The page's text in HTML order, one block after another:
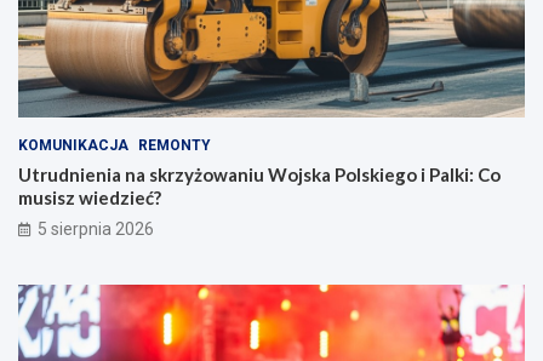
KOMUNIKACJA REMONTY
Utrudnienia na skrzyżowaniu Wojska Polskiego i Palki: Co
musisz wiedzieć?
5 sierpnia 2026